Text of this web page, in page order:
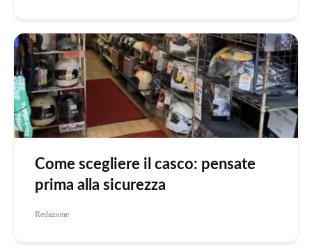
Come scegliere il casco: pensate
prima alla sicurezza
Redazione